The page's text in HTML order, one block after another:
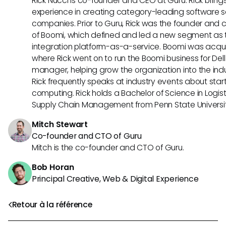
Retour à la référence
experience in creating category-leading software
companies. Prior to Guru, Rick was the founder
of Boomi, which defined and led a new segment
integration platform-as-a-service. Boomi was
where Rick went on to run the Boomi business for
manager, helping grow the organization into the
Rick frequently speaks at industry events about
computing. Rick holds a Bachelor of Science in
Supply Chain Management from Penn State
Mitch Stewart
Co-founder and CTO of Guru
Mitch is the co-founder and CTO of Guru.
Bob Horan
Principal Creative, Web & Digital Experience